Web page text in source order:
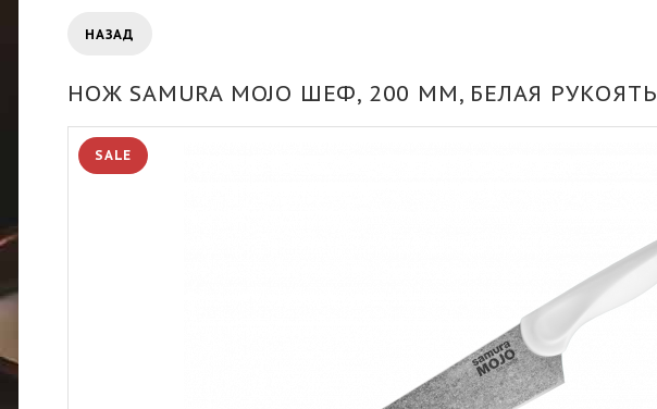
НАЗАД
НОЖ SAMURA MOJO ШЕФ, 200 ММ, БЕЛАЯ РУКОЯТЬ
SALE